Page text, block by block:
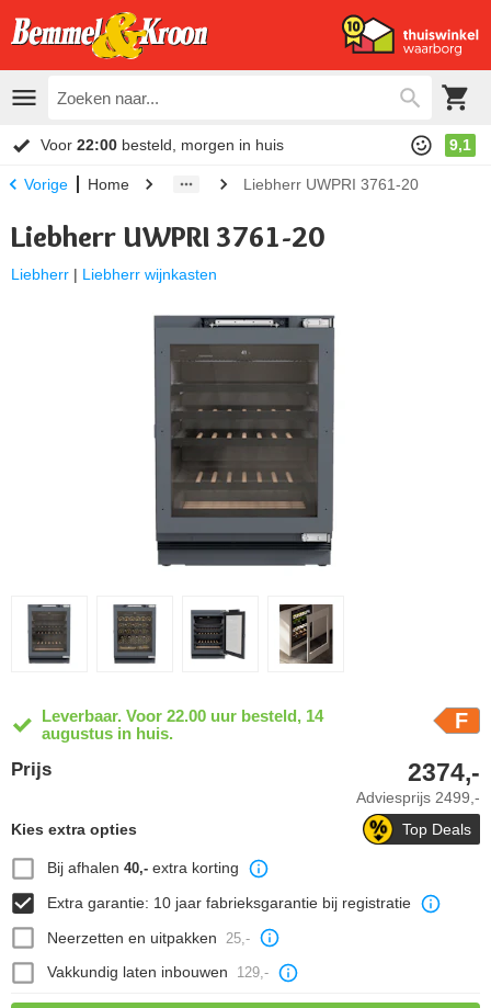
Voor 22:00 besteld, morgen in huis 9,1
Vorige Home Liebherr UWPRI 3761-20
Liebherr UWPRI 3761-20
Liebherr | Liebherr wijnkasten
Leverbaar. Voor 22.00 uur besteld, 14
augustus in huis.
F
Prijs
Adviesprijs 2499,-
2374,-
Top Deals
Kies extra opties
Bij afhalen 40,-extra korting
Extra garantie: 10 jaar fabrieksgarantie bij registratie
Neerzetten en uitpakken
25,-
Vakkundig laten inbouwen 129,-